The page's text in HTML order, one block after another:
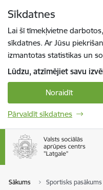
Sīkdatnes
Lai šī tīmekļvietne
sīkdatnes. Ar Jūsu
izmantotas statistikas un
Lūdzu, atzīmējiet savu
Noraidīt
Pārvaldīt sīkdatnes
Sākums Sportisks pasākums